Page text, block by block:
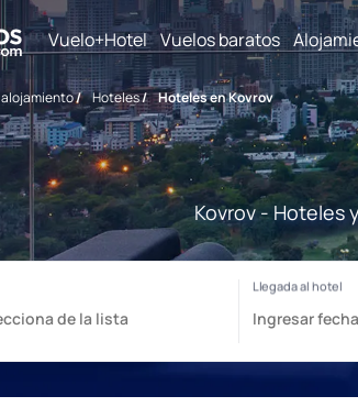
Vuelo+Hotel Vuelos baratos
alojamiento/ Hoteles/ Hoteles en Kovrov
Kovrov - Hoteles